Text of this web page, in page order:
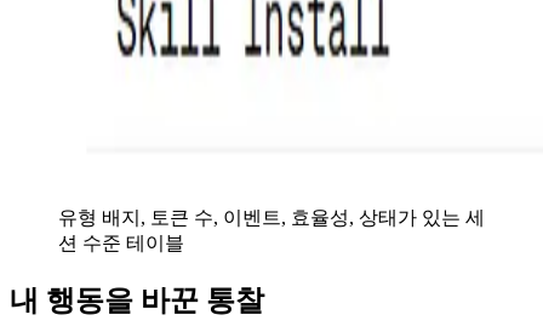
유형 배지, 토큰 수, 이벤트, 효율성, 상태가 있는 세
션 수준 테이블
내 행동을 바꾼 통찰